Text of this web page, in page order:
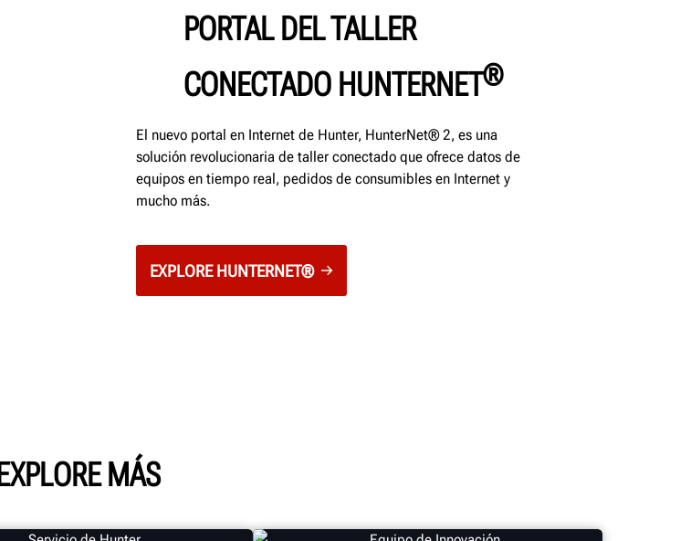
PORTAL DEL TALLER
CONECTADO HUNTERNET®
El nuevo portal en Internet de Hunter, HunterNet® 2, es una
solución revolucionaria de taller conectado que ofrece datos de
equipos en tiempo real, pedidos de consumibles en Internet y
mucho más.
EXPLORE HUNTERNET®
EXPLORE MÁS